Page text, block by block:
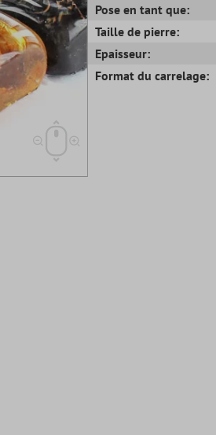
Pose en tant que:
Taille de pierre:
Epaisseur:
Format du carrelage: